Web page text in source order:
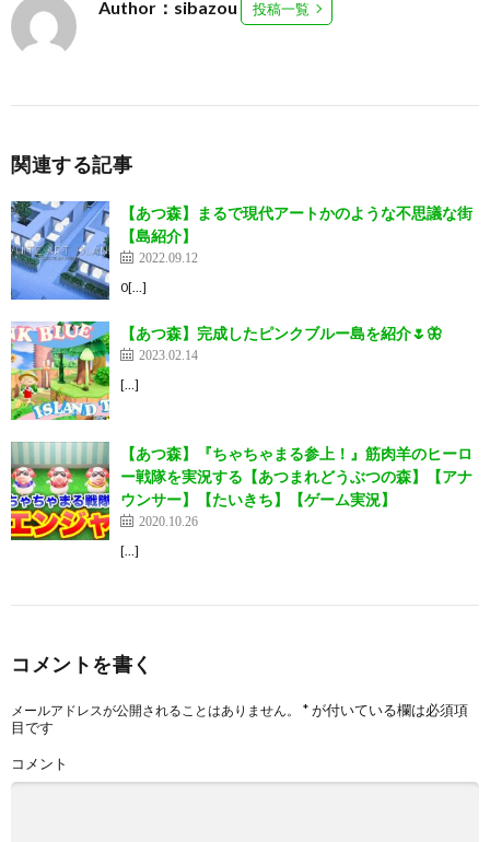
Author：sibazou 投稿一覧
関連する記事
【あつ森】まるで現代アートかのような不思議な街
【島紹介】
2022.09.12
0[…]
【あつ森】完成したピンクブルー島を紹介🌷🦋
2023.02.14
[…]
【あつ森】『ちゃちゃまる参上！』筋肉羊のヒーロ
ー戦隊を実況する【あつまれどうぶつの森】【アナ
ウンサー】【たいきち】【ゲーム実況】
2020.10.26
[…]
コメントを書く
メールアドレスが公開されることはありません。 *が付いている欄は必須項
目です
コメント